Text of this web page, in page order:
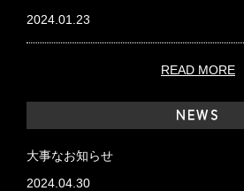
2024.01.23
READ MORE
NEWS
大事なお知らせ
2024.04.30